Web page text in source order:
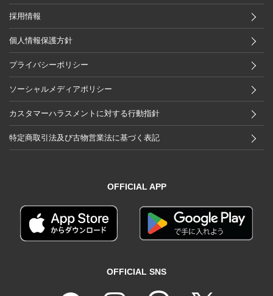
採用情報
個人情報保護方針
プライバシーポリシー
ソーシャルメディアポリシー
カスタマーハラスメントに対する行動指針
特定商取引法及び古物営業法に基づく表記
OFFICIAL APP
OFFICIAL SNS